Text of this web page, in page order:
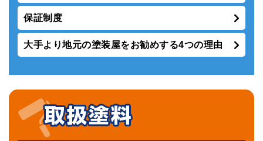
保証制度
大手より地元の塗装屋をお勧めする4つの理由